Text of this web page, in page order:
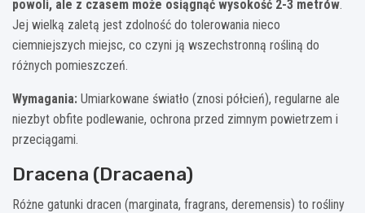
powoli, ale z czasem może osiągnąć wysokość 2-3 metrów.
Jej wielką zaletą jest zdolność do tolerowania nieco
ciemniejszych miejsc, co czyni ją wszechstronną rośliną do
różnych pomieszczeń.
Wymagania: Umiarkowane światło (znosi półcień), regularne ale
niezbyt obfite podlewanie, ochrona przed zimnym powietrzem i
przeciągami.
Dracena (Dracaena)
Różne gatunki dracen (marginata, fragrans, deremensis) to rośliny